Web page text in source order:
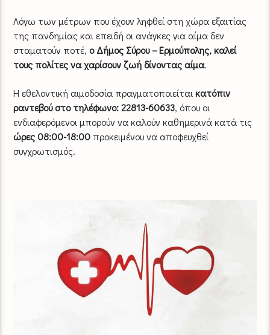
Λόγω των μέτρων που έχουν ληφθεί στη χώρα εξαιτίας
της πανδημίας και επειδή οι ανάγκες για αίμα δεν
σταματούν ποτέ,ο Δήμος Σύρου – Ερμούπολης, καλεί
τους πολίτες να χαρίσουν ζωή δίνοντας αίμα.
Η εθελοντική αιμοδοσία πραγματοποιείταικατόπιν
ραντεβούστο τηλέφωνο: 22813-60633, όπου οι
ενδιαφερόμενοι μπορούν να καλούν καθημερινά κατά τις
ώρες 08:00-18:00 προκειμένου να αποφευχθεί
συγχρωτισμός.